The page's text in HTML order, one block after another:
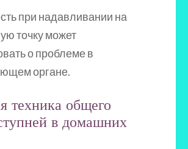
при надавливании на
точку может
о проблеме в
органе.
техника общего
в домашних